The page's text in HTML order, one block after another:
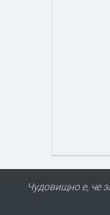
Чудовищно е, че